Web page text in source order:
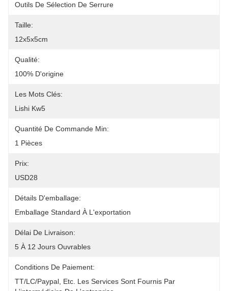
Outils De Sélection De Serrure
Taille:
12x5x5cm
Qualité:
100% D'origine
Les Mots Clés:
Lishi Kw5
Quantité De Commande Min:
1 Pièces
Prix:
USD28
Détails D'emballage:
Emballage Standard À L'exportation
Délai De Livraison:
5 À 12 Jours Ouvrables
Conditions De Paiement:
TT/LC/paypal, Etc. Les Services Sont Fournis Par